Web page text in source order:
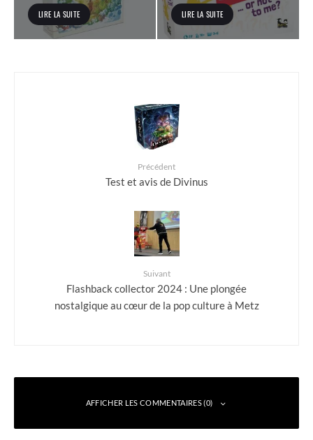
LIRE LA SUITE LIRE LA SUITE
Précédent
Test et avis de Divinus
Suivant
Flashback collector 2024 : Une plongée
nostalgique au cœur de la pop culture à Metz
AFFICHER LES COMMENTAIRES (0)